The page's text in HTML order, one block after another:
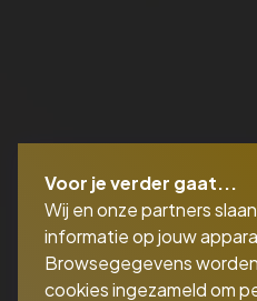
Voor je verder gaat...
Wij en onze partners
informatie op jouw
Browsegegevens
cookies ingezameld om